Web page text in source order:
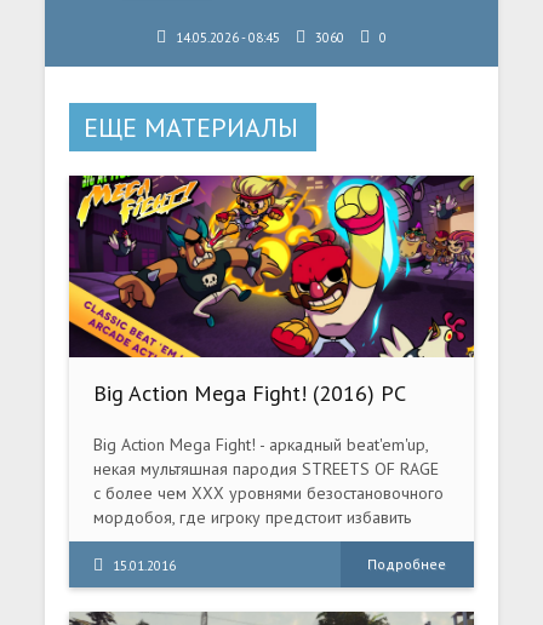
14.05.2026 - 08:45 3060 0
ЕЩЕ МАТЕРИАЛЫ
Big Action Mega Fight! (2016) PC
Big Action Mega Fight! - аркадный beat'em'up,
некая мультяшная пародия STREETS OF RAGE
с более чем XXX уровнями безостановочного
мордобоя, где игроку предстоит избавить
улицы начал 90-ых от разных криминальных
банд.15.01.2016 Подробнее